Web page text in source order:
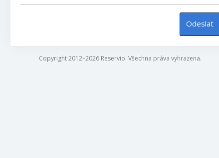
Odeslat
Copyright 2012–2026 Reservio. Všechna práva vyhrazena.